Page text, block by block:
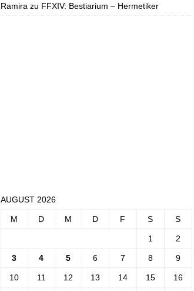
Ramira zu FFXIV: Bestiarium – Hermetiker
AUGUST 2026
M D M D F S S
1 2
3 4 5 6 7 8 9
10 11 12 13 14 15 16